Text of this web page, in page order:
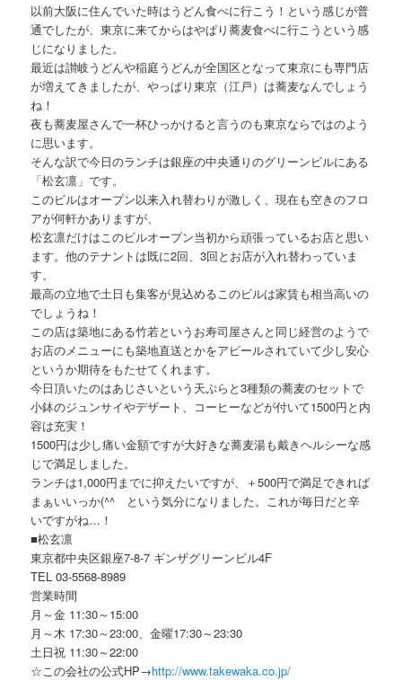
以前大阪に住んでいた時はうどん食べに行こう！という感じが普
通でしたが、東京に来てからはやぱり蕎麦食べに行こうという感
じになりました。
最近は讃岐うどんや稲庭うどんが全国区となって東京にも専門店
が増えてきましたが、やっぱり東京（江戸）は蕎麦なんでしょう
ね！
夜も蕎麦屋さんで一杯ひっかけると言うのも東京ならではのよう
に思います。
そんな訳で今日のランチは銀座の中央通りのグリーンビルにある
「松玄凛」です。
このビルはオープン以来入れ替わりが激しく、現在も空きのフロ
アが何軒かありますが、
松玄凛だけはこのビルオープン当初から頑張っているお店と思い
ます。他のテナントは既に2回、3回とお店が入れ替わっていま
す。
最高の立地で土日も集客が見込めるこのビルは家賃も相当高いの
でしょうね！
この店は築地にある竹若というお寿司屋さんと同じ経営のようで
お店のメニューにも築地直送とかをアピールされていて少し安心
というか期待をもたせてくれます。
今日頂いたのはあじさいという天ぷらと3種類の蕎麦のセットで
小鉢のジュンサイやデザート、コーヒーなどが付いて1500円と内
容は充実！
1500円は少し痛い金額ですが大好きな蕎麦湯も戴きヘルシーな感
じで満足しました。
ランチは1,000円までに抑えたいですが、＋500円で満足できれば
まぁいいっか(^^ゞという気分になりました。これが毎日だと辛
いですがね…！
■松玄凛
東京都中央区銀座7-8-7 ギンザグリーンビル4F
TEL 03-5568-8989
営業時間
月～金 11:30～15:00
月～木 17:30～23:00、金曜17:30～23:30
土日祝 11:30～22:00
☆この会社の公式HP→http://www.takewaka.co.jp/